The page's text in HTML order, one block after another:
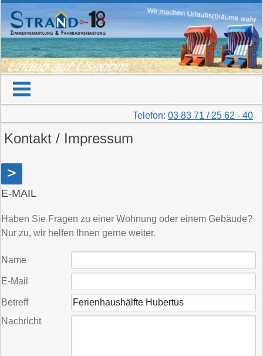
Wir machen Urlaubs(t)räume wahr
Urlaub auf Usedom
Telefon: 03 83 71 / 25 62 - 40
Kontakt / Impressum
>
E-MAIL
Haben Sie Fragen zu einer Wohnung oder einem Gebäude?
Nur zu, wir helfen Ihnen gerne weiter.
Name
E-Mail
Betreff
Nachricht